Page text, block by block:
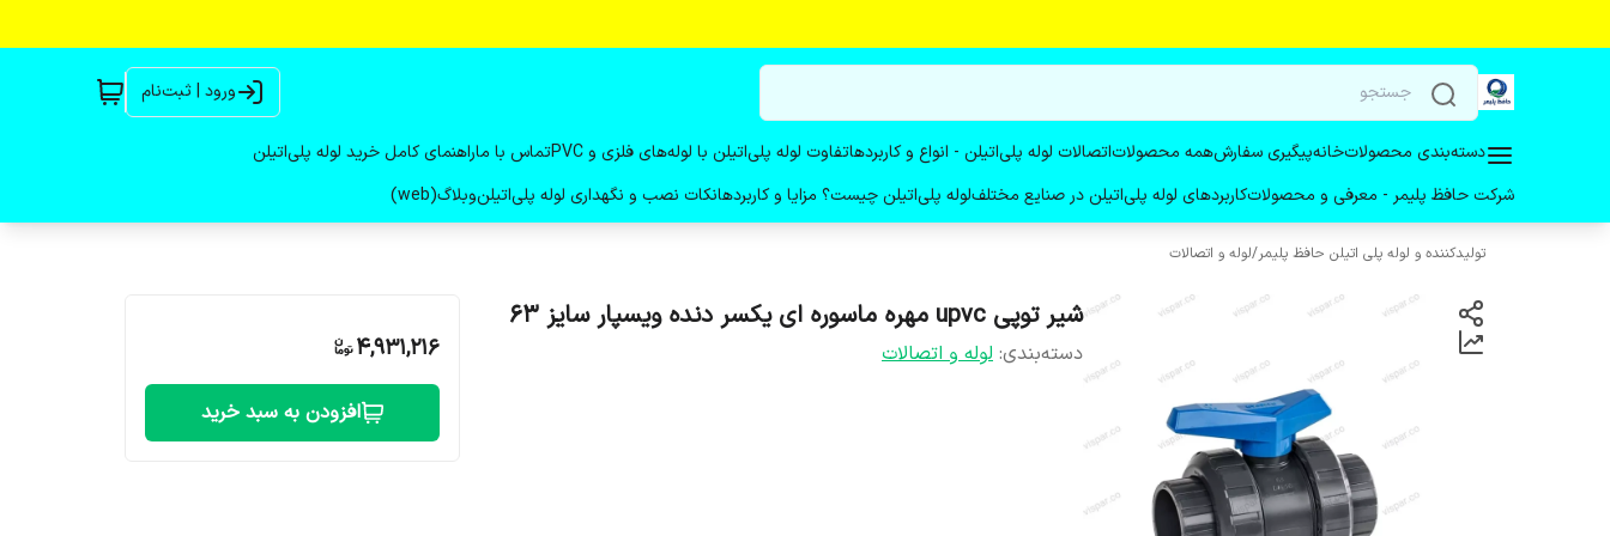
ورود | ثبت‌نام
دسته‌بندی محصولاتخانهپیگیری سفارشهمه محصولاتاتصالات لوله پلی‌اتیلن - انواع و کاربردهاتفاوت لوله پلی‌اتیلن با لوله‌های فلزی و PVC تماس با ماراهنمای کامل خرید لوله پلی‌اتیلن
شرکت حافظ پلیمر - معرفی و محصولاتکاربردهای لوله پلی‌اتیلن در صنایع مختلفلوله پلی‌اتیلن چیست؟ مزایا و کاربردهانکات نصب و نگهداری لوله پلی‌اتیلنوبلاگ(web)
تولیدکننده و لوله پلی اتیلن حافظ پلیمر/لوله و اتصالات
شیر توپی upvc مهره ماسوره ای یکسر دنده ویسپار سایز 63
دسته‌بندی: لوله و اتصالات 4,931,216
افزودن به سبد خرید